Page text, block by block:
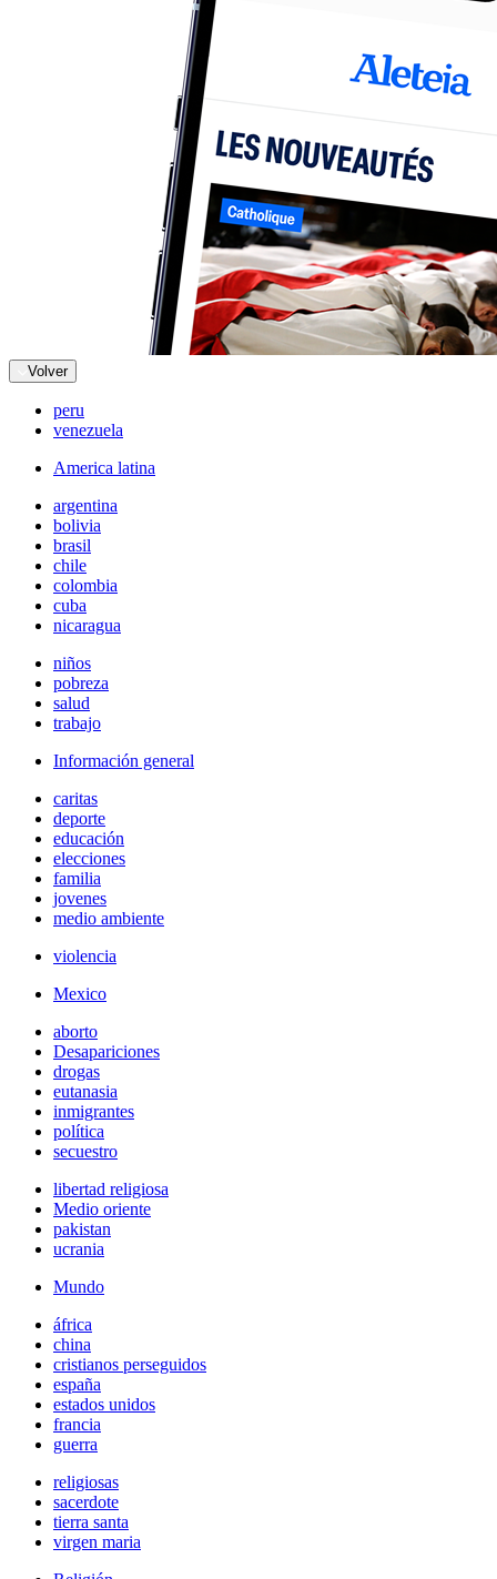
Volver
peru
venezuela
America latina
argentina
bolivia
brasil
chile
colombia
cuba
nicaragua
niños
pobreza
salud
trabajo
Información general
caritas
deporte
educación
elecciones
familia
jovenes
medio ambiente
violencia
Mexico
aborto
Desapariciones
drogas
eutanasia
inmigrantes
política
secuestro
libertad religiosa
Medio oriente
pakistan
ucrania
Mundo
áfrica
china
cristianos perseguidos
españa
estados unidos
francia
guerra
religiosas
sacerdote
tierra santa
virgen maria